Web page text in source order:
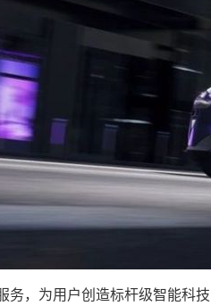
，为用户创造标杆级智能科